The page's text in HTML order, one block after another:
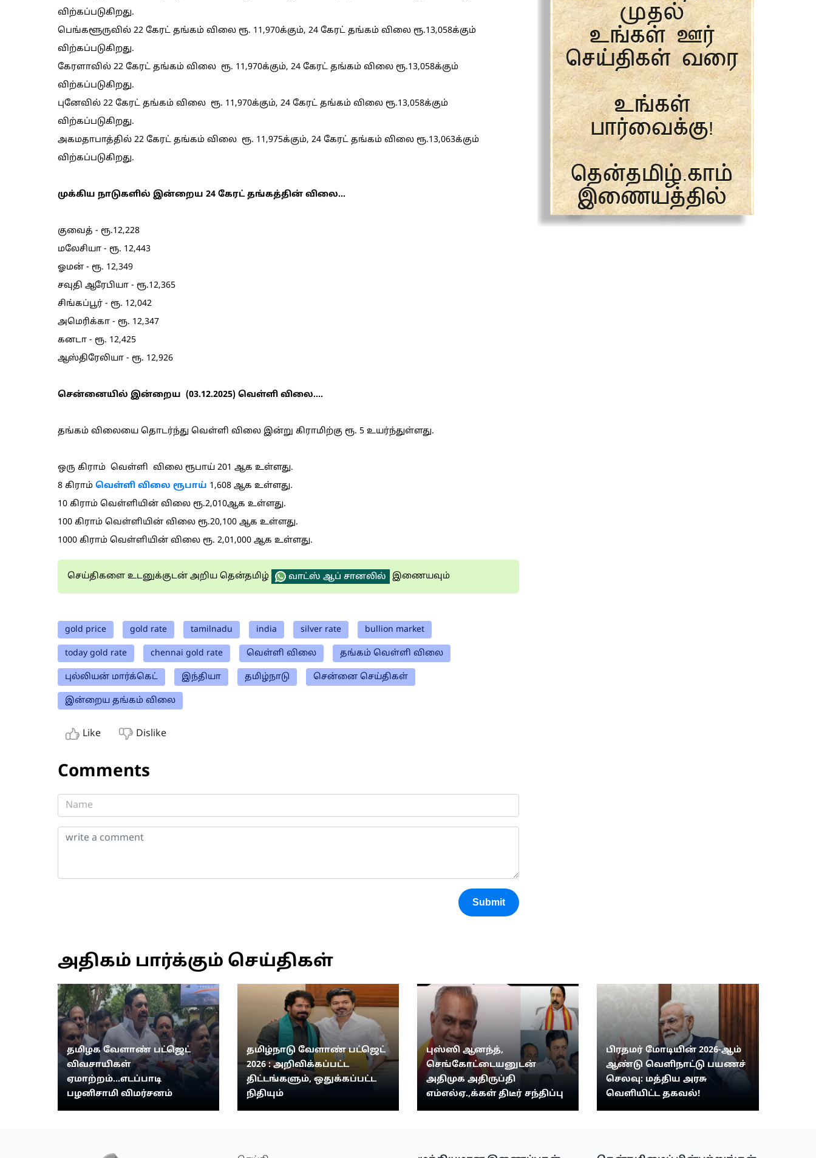
விற்கப்படுகிறது.
பெங்களூருவில் 22 கேரட் தங்கம் விலை ரூ. 11,970க்கும், 24 கேரட் தங்கம் விலை ரூ.13,058க்கும்
விற்கப்படுகிறது.
கேரளாவில் 22 கேரட் தங்கம் விலை ரூ. 11,970க்கும், 24 கேரட் தங்கம் விலை ரூ.13,058க்கும்
விற்கப்படுகிறது.
புனேவில் 22 கேரட் தங்கம் விலை ரூ. 11,970க்கும், 24 கேரட் தங்கம் விலை ரூ.13,058க்கும்
விற்கப்படுகிறது.
அகமதாபாத்தில் 22 கேரட் தங்கம் விலை ரூ. 11,975க்கும், 24 கேரட் தங்கம் விலை ரூ.13,063க்கும்
விற்கப்படுகிறது.
முக்கிய நாடுகளில் இன்றைய 24 கேரட் தங்கத்தின் விலை...
குவைத் - ரூ.12,228
மலேசியா - ரூ. 12,443
ஓமன் - ரூ. 12,349
சவுதி ஆரேபியா - ரூ.12,365
சிங்கப்பூர் - ரூ. 12,042
அமெரிக்கா - ரூ. 12,347
கனடா - ரூ. 12,425
ஆஸ்திரேலியா - ரூ. 12,926
சென்னையில் இன்றைய (03.12.2025) வெள்ளி விலை....
தங்கம் விலையை தொடர்ந்து வெள்ளி விலை இன்று கிராமிற்கு ரூ. 5 உயர்ந்துள்ளது.
ஒரு கிராம் வெள்ளி விலை ரூபாய் 201 ஆக உள்ளது.
8 கிராம் வெள்ளி விலை ரூபாய் 1,608 ஆக உள்ளது.
10 கிராம் வெள்ளியின் விலை ரூ.2,010ஆக உள்ளது.
100 கிராம் வெள்ளியின் விலை ரூ.20,100 ஆக உள்ளது.
1000 கிராம் வெள்ளியின் விலை ரூ. 2,01,000 ஆக உள்ளது.
செய்திகளை உடனுக்குடன் அறிய தென்தமிழ் வாட்ஸ் ஆப் சானலில் இணையவும்
gold price gold rate tamilnadu india silver rate bullion market
today gold rate chennai gold rate வெள்ளி விலை தங்கம் வெள்ளி விலை
புல்லியன் மார்க்கெட் இந்தியா தமிழ்நாடு சென்னை செய்திகள்
இன்றைய தங்கம் விலை
Like Dislike
Comments
Submit
அதிகம் பார்க்கும் செய்திகள்
தமிழக வேளாண் பட்ஜெட்
விவசாயிகள்
ஏமாற்றம்...எடப்பாடி
பழனிசாமி விமர்சனம்
தமிழ்நாடு வேளாண் பட்ஜெட்
2026 : அறிவிக்கப்பட்ட
திட்டங்களும், ஒதுக்கப்பட்ட
நிதியும்
புஸ்ஸி ஆனந்த்,
செங்கோட்டையனுடன்
அதிமுக அதிருப்தி
எம்எல்ஏ.,க்கள் திடீர் சந்திப்பு
பிரதமர் மோடியின் 2026-ஆம்
ஆண்டு வெளிநாட்டு பயணச்
செலவு: மத்திய அரசு
வெளியிட்ட தகவல்!